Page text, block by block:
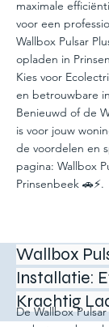
maximale
voor een
Wallbox Pulsar
opladen in
Kies voor
en betrouwbare
Benieuwd of de
is voor jouw
de voordelen en
pagina: Wallbox
Prinsenbeek 🚗⚡.
Wallbox
Installatie:
Krachtig
De Wallbox